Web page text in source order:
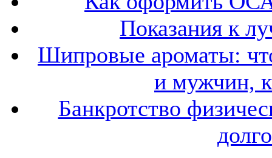
Показания к
Шипровые ароматы:
и мужчин,
Банкротство